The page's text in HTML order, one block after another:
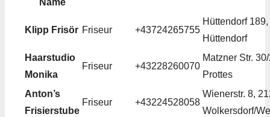
Name
Klipp Frisör Friseur +43724265755
Hüttendorf
Hüttendorf
Haarstudio
Monika
Friseur +43228260070
Matzner Str.
Prottes
Anton’s
Frisierstube
Friseur +43224528058
Wienerstr. 8,
Wolkersdorf/